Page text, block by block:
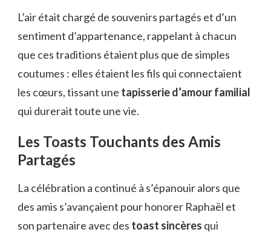
L’air était chargé de souvenirs partagés et d’un
sentiment d’appartenance, rappelant à chacun
que ces traditions étaient plus que de simples
coutumes : elles étaient les fils qui connectaient
les cœurs, tissant une tapisserie d’amour familial
qui durerait toute une vie.
Les Toasts Touchants des Amis
Partagés
La célébration a continué à s’épanouir alors que
des amis s’avançaient pour honorer Raphaël et
son partenaire avec des toast sincères qui